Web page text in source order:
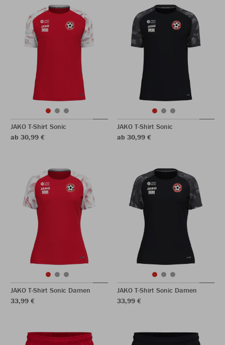
JAKO T-Shirt Sonic
ab 30,99 €
JAKO T-Shirt Sonic
ab 30,99 €
JAKO T-Shirt Sonic Damen
33,99 €
JAKO T-Shirt Sonic Damen
33,99 €